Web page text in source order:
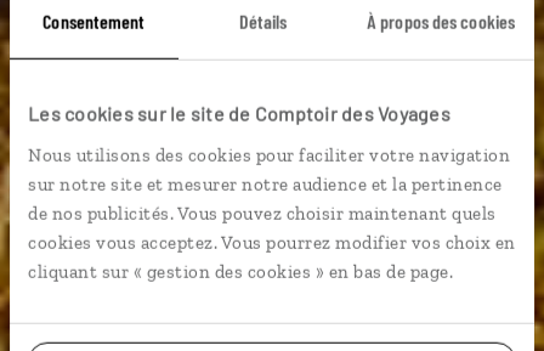
Consentement Détails À propos des cookies
Les cookies sur le site de Comptoir des Voyages
Nous utilisons des cookies pour faciliter votre navigation
sur notre site et mesurer notre audience et la pertinence
de nos publicités. Vous pouvez choisir maintenant quels
cookies vous acceptez. Vous pourrez modifier vos choix en
cliquant sur « gestion des cookies » en bas de page.
Guide de voyage
Canada